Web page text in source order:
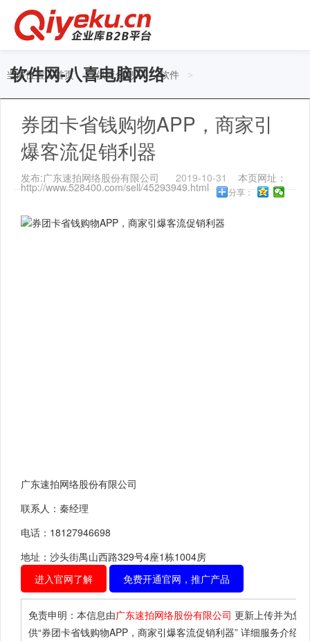
软件网-八喜电脑网络
当前位置：首页 > 供应信息 > 软件 >
券团卡省钱购物APP，商家引
爆客流促销利器
发布:广东速拍网络股份有限公司 2019-10-31 本页网址：
http://www.528400.com/sell/45293949.html 分享：
广东速拍网络股份有限公司
联系人：秦经理
电话：18127946698
地址：沙头街禺山西路329号4座1栋1004房
进入官网了解
免费开通官网，推广产品
免责申明：本信息由广东速拍网络股份有限公司 更新上传并为您
供“券团卡省钱购物APP，商家引爆客流促销利器” 详细服务介绍